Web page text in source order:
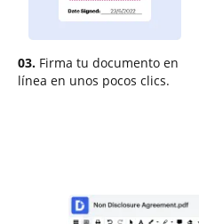
03. Firma tu documento en
línea en unos pocos clics.